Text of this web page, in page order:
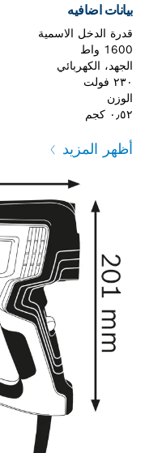
بيانات اضافيه
قدرة الدخل الاسمية
1600 واط
الجهد، الكهربائي
٢٣٠ فولت
الوزن
٠٫٥٢ كجم
أظهر المزيد